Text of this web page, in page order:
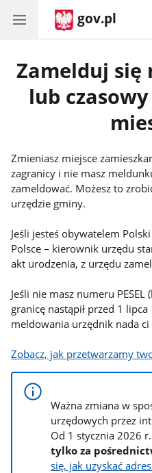
gov.pl
Zamelduj się
lub
Zmieniasz miejsce
zagranicy i nie masz
zameldować. Możesz to
urzędzie gminy.
Jeśli jesteś obywatelem
Polsce – kierownik urzędu
akt urodzenia, z urzędu
Jeśli nie masz numeru
granicę nastąpił przed 1
meldowania urzędnik nada ci
Zobacz, jak przetwarzamy
Ważna zmiana w
urzędowych przez
Od 1 stycznia 2026
tylko za
się, jak uzyskać